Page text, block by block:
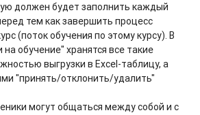
должен будет заполнить каждый
тем как завершить процесс
(поток обучения по этому курсу). В
на обучение" хранятся все такие
выгрузки в Excel-таблицу, а
"принять/отклонить/удалить"
могут общаться между собой и с